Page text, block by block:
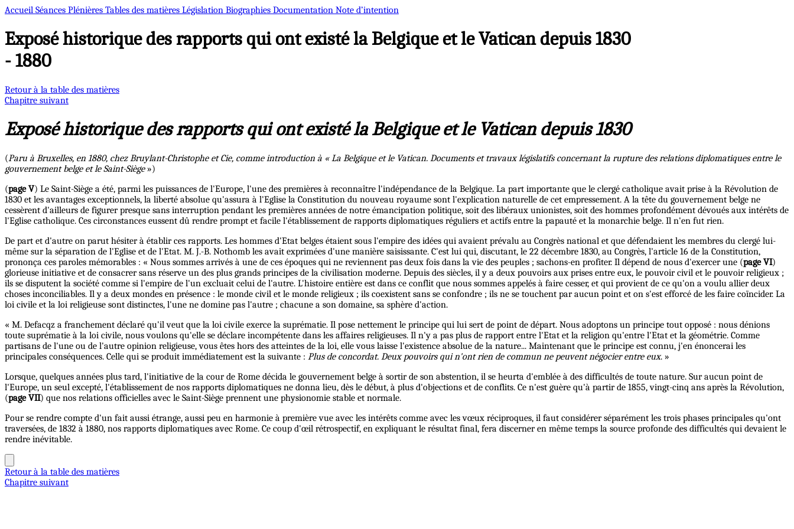
Accueil Séances Plénières Tables des matières Législation Biographies Documentation Note d’intention
Exposé historique des rapports qui ont existé la Belgique et le Vatican depuis 1830
- 1880
Retour à la table des matières
Chapitre suivant
Exposé historique des rapports qui ont existé la Belgique et le Vatican depuis 1830
(Paru à Bruxelles, en 1880, chez Bruylant-Christophe et Cie, comme introduction à « La Belgique et le Vatican. Documents et travaux législatifs concernant la rupture des relations diplomatiques entre le
gouvernement belge et le Saint-Siège»)
(page V) Le Saint-Siège a été, parmi les puissances de l'Europe, l'une des premières à reconnaître l'indépendance de la Belgique. La part importante que le clergé catholique avait prise à la Révolution de
1830 et les avantages exceptionnels, la liberté absolue qu'assura à l'Eglise la Constitution du nouveau royaume sont l'explication naturelle de cet empressement. A la tête du gouvernement belge ne
cessèrent d'ailleurs de figurer presque sans interruption pendant les premières années de notre émancipation politique, soit des libéraux unionistes, soit des hommes profondément dévoués aux intérêts de
l'Eglise catholique. Ces circonstances eussent dû rendre prompt et facile l'établissement de rapports diplomatiques réguliers et actifs entre la papauté et la monarchie belge. Il n'en fut rien.
De part et d'autre on parut hésiter à établir ces rapports. Les hommes d'Etat belges étaient sous l'empire des idées qui avaient prévalu au Congrès national et que défendaient les membres du clergé lui-
même sur la séparation de l'Eglise et de l'Etat. M. J.-B. Nothomb les avait exprimées d'une manière saisissante. C'est lui qui, discutant, le 22 décembre 1830, au Congrès, l'article 16 de la Constitution,
prononça ces paroles mémorables : « Nous sommes arrivés à une de ces époques qui ne reviennent pas deux fois dans la vie des peuples ; sachons-en profiter. Il dépend de nous d'exercer une (page VI)
glorieuse initiative et de consacrer sans réserve un des plus grands principes de la civilisation moderne. Depuis des siècles, il y a deux pouvoirs aux prises entre eux, le pouvoir civil et le pouvoir religieux ;
ils se disputent la société comme si l'empire de l'un excluait celui de l'autre. L'histoire entière est dans ce conflit que nous sommes appelés à faire cesser, et qui provient de ce qu'on a voulu allier deux
choses inconciliables. Il y a deux mondes en présence : le monde civil et le monde religieux ; ils coexistent sans se confondre ; ils ne se touchent par aucun point et on s'est efforcé de les faire coïncider. La
loi civile et la loi religieuse sont distinctes, l'une ne domine pas l'autre ; chacune a son domaine, sa sphère d'action.
« M. Defacqz a franchement déclaré qu'il veut que la loi civile exerce la suprématie. Il pose nettement le principe qui lui sert de point de départ. Nous adoptons un principe tout opposé : nous dénions
toute suprématie à la loi civile, nous voulons qu'elle se déclare incompétente dans les affaires religieuses. Il n'y a pas plus de rapport entre l'Etat et la religion qu'entre l'Etat et la géométrie. Comme
partisans de l'une ou de l'autre opinion religieuse, vous êtes hors des atteintes de la loi, elle vous laisse l'existence absolue de la nature... Maintenant que le principe est connu, j'en énoncerai les
principales conséquences. Celle qui se produit immédiatement est la suivante : Plus de concordat. Deux pouvoirs qui n'ont rien de commun ne peuvent négocier entre eux. »
Lorsque, quelques années plus tard, l'initiative de la cour de Rome décida le gouvernement belge à sortir de son abstention, il se heurta d'emblée à des difficultés de toute nature. Sur aucun point de
l'Europe, un seul excepté, l'établissement de nos rapports diplomatiques ne donna lieu, dès le début, à plus d'objections et de conflits. Ce n'est guère qu'à partir de 1855, vingt-cinq ans après la Révolution,
(page VII) que nos relations officielles avec le Saint-Siège prennent une physionomie stable et normale.
Pour se rendre compte d'un fait aussi étrange, aussi peu en harmonie à première vue avec les intérêts comme avec les vœux réciproques, il faut considérer séparément les trois phases principales qu'ont
traversées, de 1832 à 1880, nos rapports diplomatiques avec Rome. Ce coup d'œil rétrospectif, en expliquant le résultat final, fera discerner en même temps la source profonde des difficultés qui devaient le
rendre inévitable.
Retour à la table des matières
Chapitre suivant